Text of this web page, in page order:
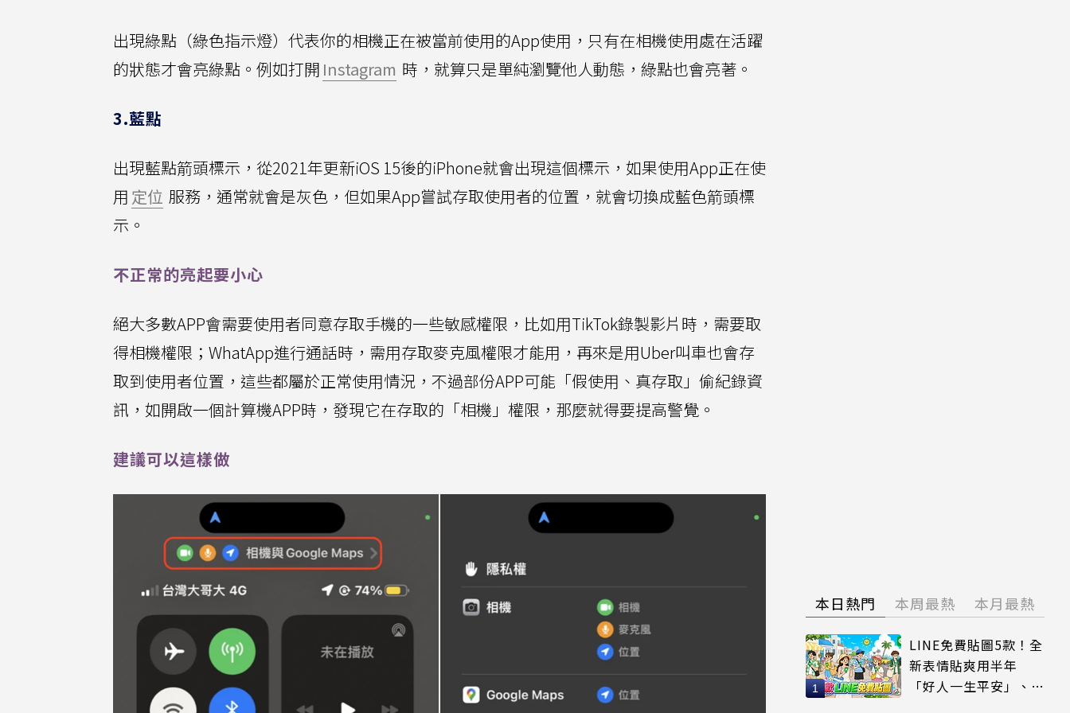
出現綠點（綠色指示燈）代表你的相機正在被當前使用的App使用，只有在相機使用處在活躍
的狀態才會亮綠點。例如打開 Instagram 時，就算只是單純瀏覽他人動態，綠點也會亮著。
3.藍點
出現藍點箭頭標示，從2021年更新iOS 15後的iPhone就會出現這個標示，如果使用App正在使
用 定位 服務，通常就會是灰色，但如果App嘗試存取使用者的位置，就會切換成藍色箭頭標
示。
不正常的亮起要小心
絕大多數APP會需要使用者同意存取手機的一些敏感權限，比如用TikTok錄製影片時，需要取
得相機權限；WhatApp進行通話時，需用存取麥克風權限才能用，再來是用Uber叫車也會存
取到使用者位置，這些都屬於正常使用情況，不過部份APP可能「假使用、真存取」偷紀錄資
訊，如開啟一個計算機APP時，發現它在存取的「相機」權限，那麼就得要提高警覺。
建議可以這樣做
本日熱門 本周最熱 本月最熱
LINE免費貼圖5款！全
新表情貼爽用半年
「好人一生平安」、